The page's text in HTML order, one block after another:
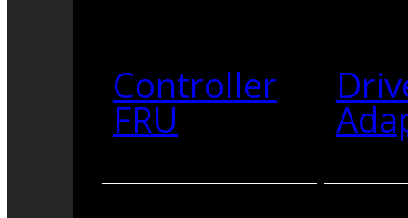
Controller
FRU